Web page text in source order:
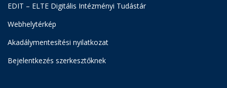
EDIT – ELTE Digitális Intézményi Tudástár
Webhelytérkép
Akadálymentesítési nyilatkozat
Bejelentkezés szerkesztőknek